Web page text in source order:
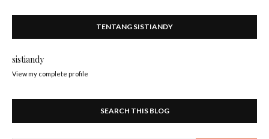
TENTANG SISTIANDY
sistiandy
View my complete profile
SEARCH THIS BLOG